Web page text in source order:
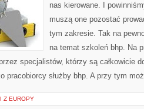
nas kierowane. I
muszą one pozostać
tym zakresie. Tak na
na temat szkoleń bhp. Na
specjalistów, którzy są całkowicie
pracobiorcy służby bhp. A przy tym
Z EUROPY